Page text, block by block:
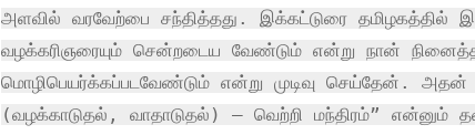
அளவில் வரவேற்பை சந்தித்தது. இக்கட்டுரை தமிழகத்தில்
வழக்கரிஞரையும் சென்றடைய வேண்டும் என்று நான்
மொழிபெயர்க்கப்படவேண்டும் என்று முடிவு செய்தேன். அதன்
(வழக்காடுதல், வாதாடுதல்) – வெற்றி மந்திரம்” என்னும்